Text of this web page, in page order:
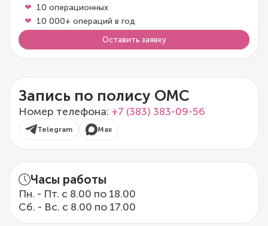
10 операционных
10 000+ операций в год
Оставить заявку
Запись по полису ОМС
Номер телефона: +7 (383) 383-09-56
Telegram Max
Часы работы
Пн. - Пт. с 8.00 по 18.00
Сб. - Вс. с 8.00 по 17.00